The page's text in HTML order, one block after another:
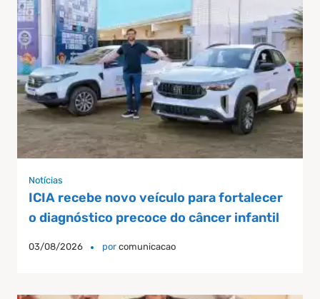
Notícias
ICIA recebe novo veículo para fortalecer
o diagnóstico precoce do câncer infantil
03/08/2026 por comunicacao